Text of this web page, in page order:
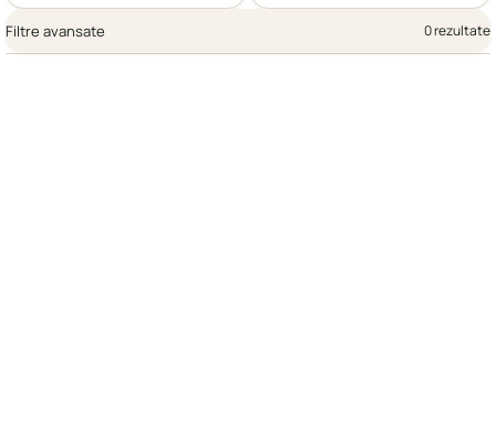
Filtre avansate 0 rezultate